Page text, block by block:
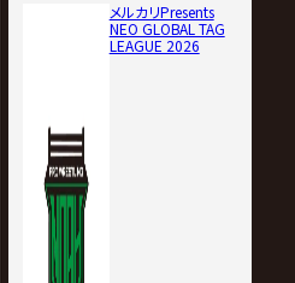
メルカリPresents
NEO GLOBAL TAG
LEAGUE 2026